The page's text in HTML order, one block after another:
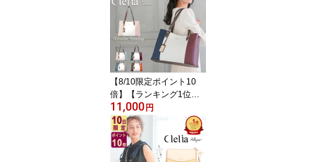
かぶせ 大容量 ポケット
おしゃれ コンパクト 大
きめ かわいい プレゼン
ト 小銭入れ 合皮 人気 30
代 20代Clelia クレリア
ベレッサ CL-10237 C8
【8/10限定ポイント10
倍】【ランキング1位】
クレリア トートバッグ
ショルダーバッグ レディ
ース ブランド おすすめ
A4 整理 3層 大容量 通勤
通学 おしゃれ かわいい
11,000 円